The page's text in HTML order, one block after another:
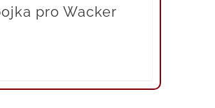
pro Wacker